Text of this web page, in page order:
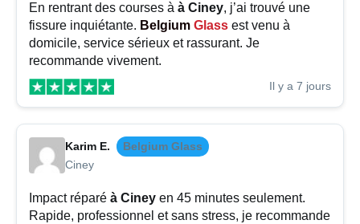
En rentrant des courses à à Ciney, j’ai trouvé une
fissure inquiétante. Belgium Glass est venu à
domicile, service sérieux et rassurant. Je
recommande vivement.
Il y a 7 jours
Karim E.
Belgium Glass
Ciney
Impact réparé à Ciney en 45 minutes seulement.
Rapide, professionnel et sans stress, je recommande